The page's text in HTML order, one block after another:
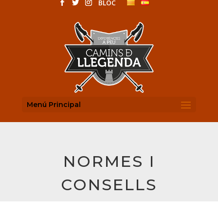
BLOC
Menú Principal
NORMES I
CONSELLS